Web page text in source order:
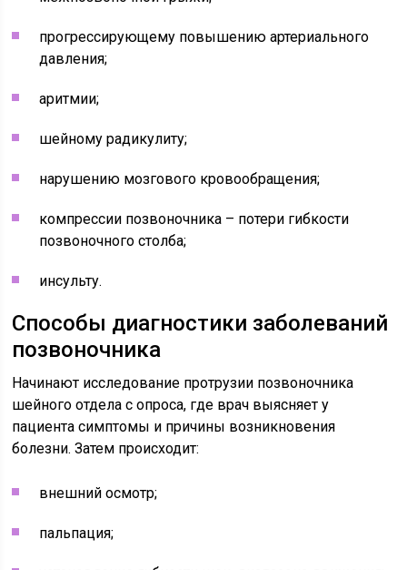
прогрессирующему повышению артериального
давления;
аритмии;
шейному радикулиту;
нарушению мозгового кровообращения;
компрессии позвоночника – потери гибкости
позвоночного столба;
инсульту.
Способы диагностики заболеваний
позвоночника
Начинают исследование протрузии позвоночника
шейного отдела с опроса, где врач выясняет у
пациента симптомы и причины возникновения
болезни. Затем происходит:
внешний осмотр;
пальпация;